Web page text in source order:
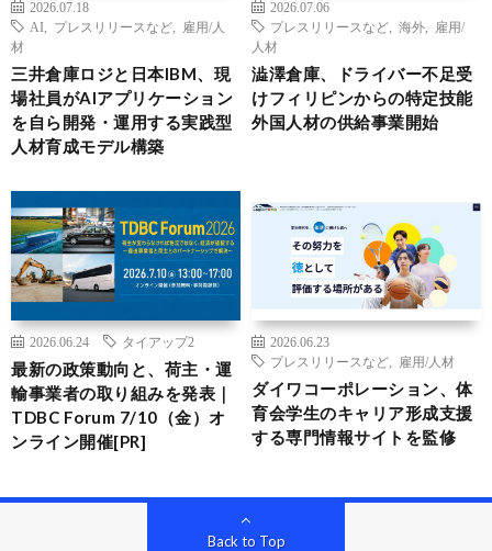
2026.07.18
AI
プレスリリースなど
雇用/人
材
三井倉庫ロジと日本IBM、現
場社員がAIアプリケーション
を自ら開発・運用する実践型
人材育成モデル構築
2026.07.06
プレスリリースなど
海外
雇用/
人材
澁澤倉庫、ドライバー不足受
けフィリピンからの特定技能
外国人材の供給事業開始
2026.06.24 タイアップ2
最新の政策動向と、荷主・運
輸事業者の取り組みを発表｜
TDBC Forum 7/10（金）オ
ンライン開催[PR]
2026.06.23
プレスリリースなど
雇用/人材
ダイワコーポレーション、体
育会学生のキャリア形成支援
する専門情報サイトを監修
Back to Top